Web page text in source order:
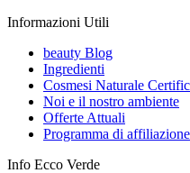
Informazioni Utili
beauty Blog
Ingredienti
Cosmesi Naturale
Noi e il nostro ambiente
Offerte Attuali
Programma di affiliazione
Info Ecco Verde